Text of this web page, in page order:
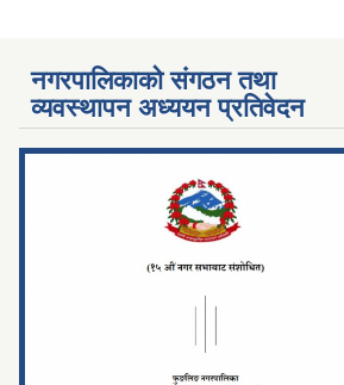
files/documents/Al...
नगरपालिकाको संगठन तथा
व्यवस्थापन अध्ययन प्रतिवेदन